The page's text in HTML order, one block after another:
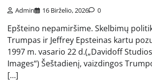
Admin 16 Birželio, 2026 0
Epšteino nepamiršime. Skelbimų
Trumpas ir Jeffrey Epsteinas kartu
1997 m. vasario 22 d.(„Davidoff
Images“) Šeštadienį, vaizdingos
[…]